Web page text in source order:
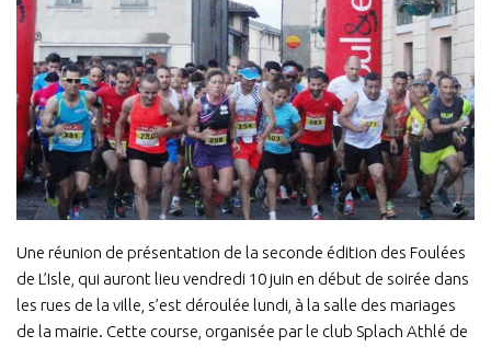
Une réunion de présentation de la seconde édition des Foulées
de L’Isle, qui auront lieu vendredi 10 juin en début de soirée dans
les rues de la ville, s’est déroulée lundi, à la salle des mariages
de la mairie. Cette course, organisée par le club Splach Athlé de